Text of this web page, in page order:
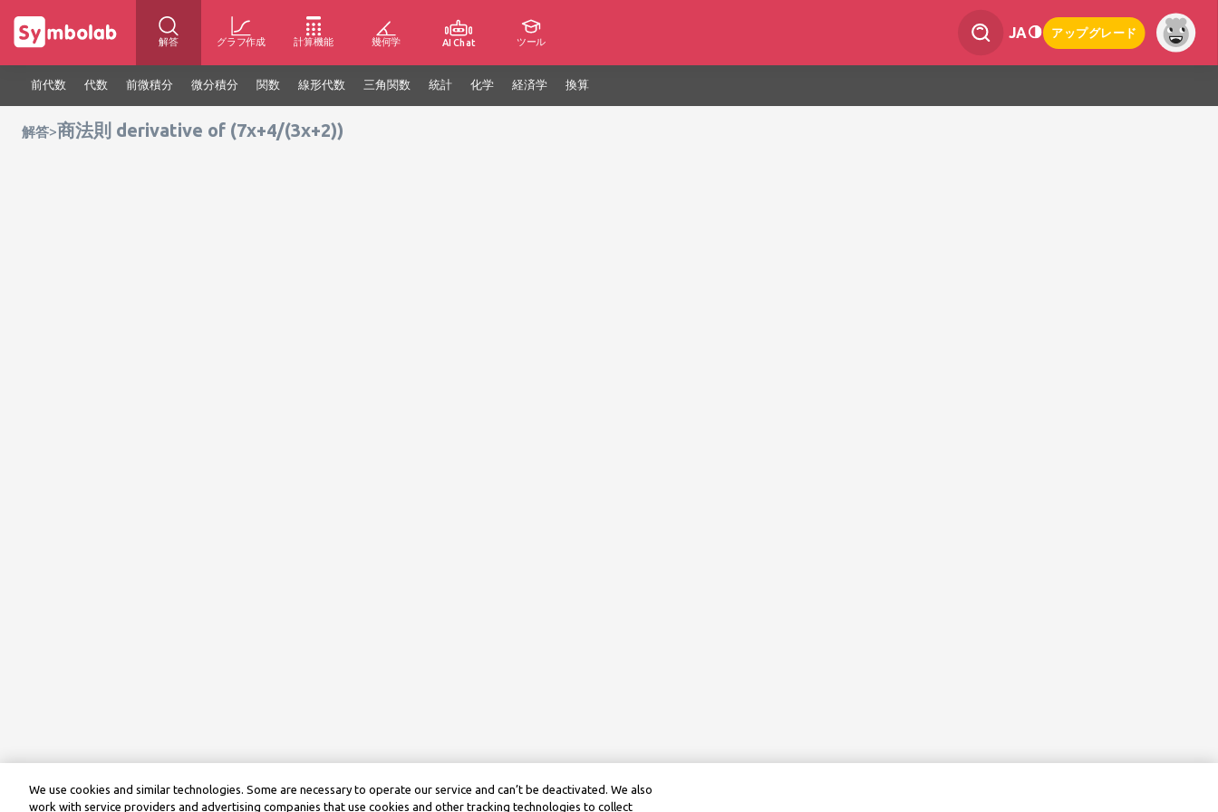
解答 グラフ作成 計算機能 幾何学 AI Chat ツール
JA アップグレード
前代数 代数 前微積分 微分積分 関数 線形代数 三角関数 統計 化学 経済学 換算
解答>商法則 derivative of (7x+4/(3x+2))
We use cookies and similar technologies. Some are necessary to operate our service and can’t be deactivated. We also
work with service providers and advertising companies that use cookies and other tracking technologies to collect